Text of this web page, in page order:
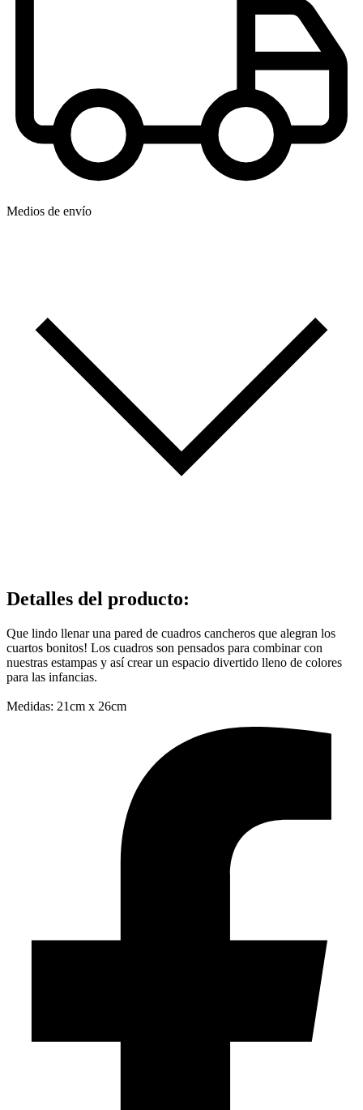
Medios de envío
Detalles del producto:
Que lindo llenar una pared de cuadros cancheros que alegran los
cuartos bonitos! Los cuadros son pensados para combinar con
nuestras estampas y así crear un espacio divertido lleno de colores
para las infancias.
Medidas: 21cm x 26cm